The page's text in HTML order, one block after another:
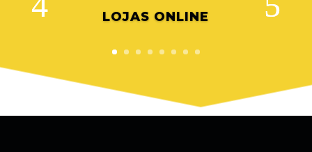
LOJAS ONLINE